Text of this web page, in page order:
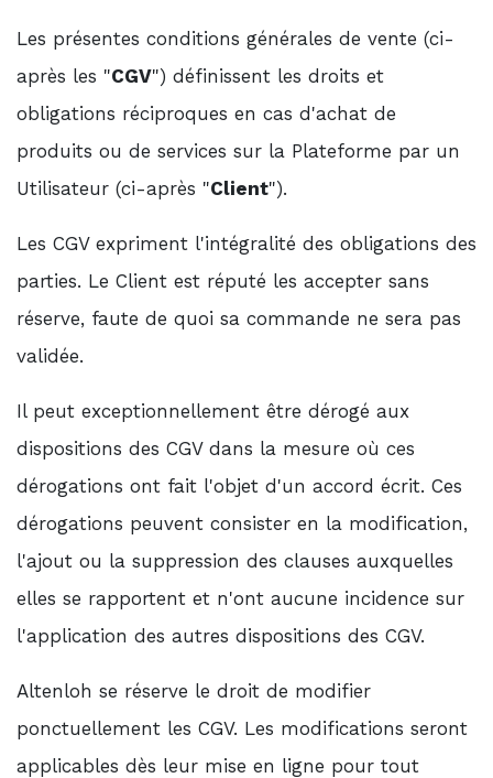
Les présentes conditions générales de vente (ci-
après les "CGV") définissent les droits et
obligations réciproques en cas d'achat de
produits ou de services sur la Plateforme par un
Utilisateur (ci-après "Client").
Les CGV expriment l'intégralité des obligations des
parties. Le Client est réputé les accepter sans
réserve, faute de quoi sa commande ne sera pas
validée.
Il peut exceptionnellement être dérogé aux
dispositions des CGV dans la mesure où ces
dérogations ont fait l'objet d'un accord écrit. Ces
dérogations peuvent consister en la modification,
l'ajout ou la suppression des clauses auxquelles
elles se rapportent et n'ont aucune incidence sur
l'application des autres dispositions des CGV.
Altenloh se réserve le droit de modifier
ponctuellement les CGV. Les modifications seront
applicables dès leur mise en ligne pour tout